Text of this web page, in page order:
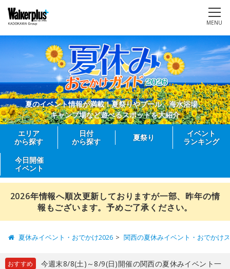
MENU
夏のイベント情報が満載！夏祭りやプール、海水浴場、
キャンプ場など遊べるスポットを大紹介
エリア
から探す
日付
から探す
夏祭り
イベント
ランキング
今日開催
イベント
2026年情報へ順次更新しておりますが一部、昨年の情
報もございます。予めご了承ください。
夏休みイベント・おでかけ2026 関西の夏休みイベント・おでかけ
おすすめ
今週末8/8(土)～8/9(日)開催の関西の夏休みイベント一